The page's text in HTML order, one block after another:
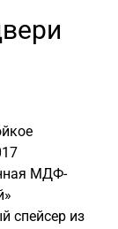
МДФ-
спейсер из